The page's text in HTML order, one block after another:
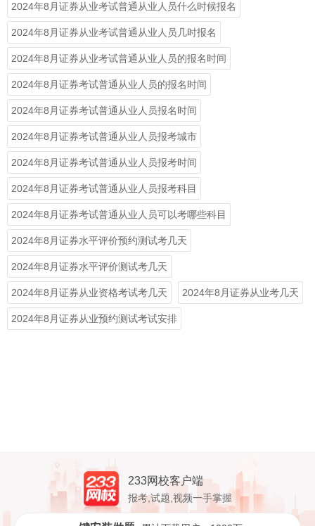
2024年8月证券从业考试普通从业人员什么时候报名
2024年8月证券从业考试普通从业人员几时报名
2024年8月证券从业考试普通从业人员的报名时间
2024年8月证券考试普通从业人员的报名时间
2024年8月证券考试普通从业人员报名时间
2024年8月证券考试普通从业人员报考城市
2024年8月证券考试普通从业人员报考时间
2024年8月证券考试普通从业人员报考科目
2024年8月证券考试普通从业人员可以考哪些科目
2024年8月证券水平评价预约测试考几天
2024年8月证券水平评价测试考几天
2024年8月证券从业资格考试考几天 2024年8月证券从业考几天
2024年8月证券从业预约测试考试安排
233网校客户端
报考,试题,视频一手掌握